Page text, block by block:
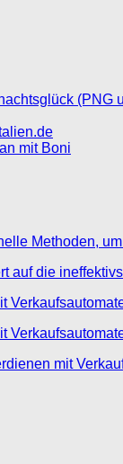
(PNG
mit Boni
Methoden,
auf die
mit